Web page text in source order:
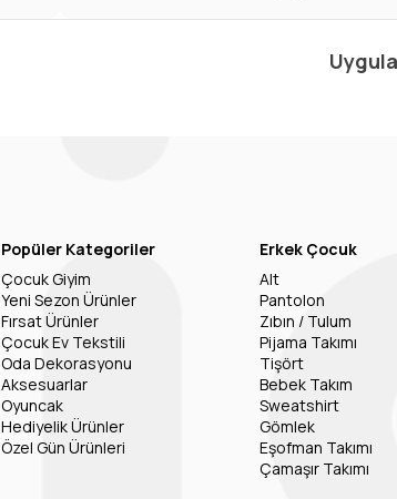
Popüler Kategoriler
Çocuk Giyim
Yeni Sezon Ürünler
Fırsat Ürünler
Çocuk Ev Tekstili
Oda Dekorasyonu
Aksesuarlar
Oyuncak
Hediyelik Ürünler
Özel Gün Ürünleri
Erkek Çocuk
Alt
Pantolon
Zıbın / Tulum
Pijama Takımı
Tişört
Bebek Takım
Sweatshirt
Gömlek
Eşofman Takımı
Çamaşır Takımı